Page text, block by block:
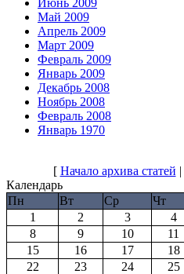
Май 2009
Апрель 2009
Март 2009
Февраль 2009
Январь 2009
Декабрь 2008
Ноябрь 2008
Февраль 2008
Январь 1970
[ Начало архива статей |
Календарь
Пн
Вт Ср Чт
1
2 3 4
8
9 10 11
15
16 17 18
22
23 24 25